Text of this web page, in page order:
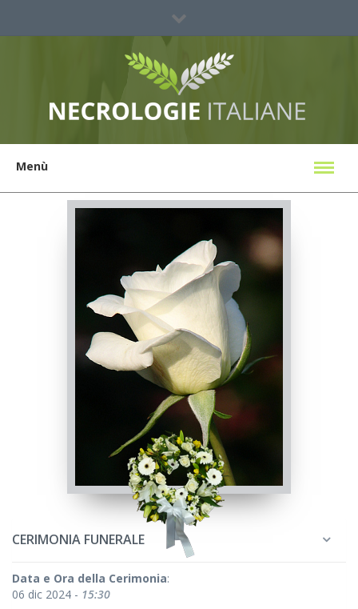
Sei un'agenzia?
Ricerca Necrologi
Menù
CERIMONIA FUNERALE
Data e Ora della Cerimonia:
06 dic 2024 - 15:30